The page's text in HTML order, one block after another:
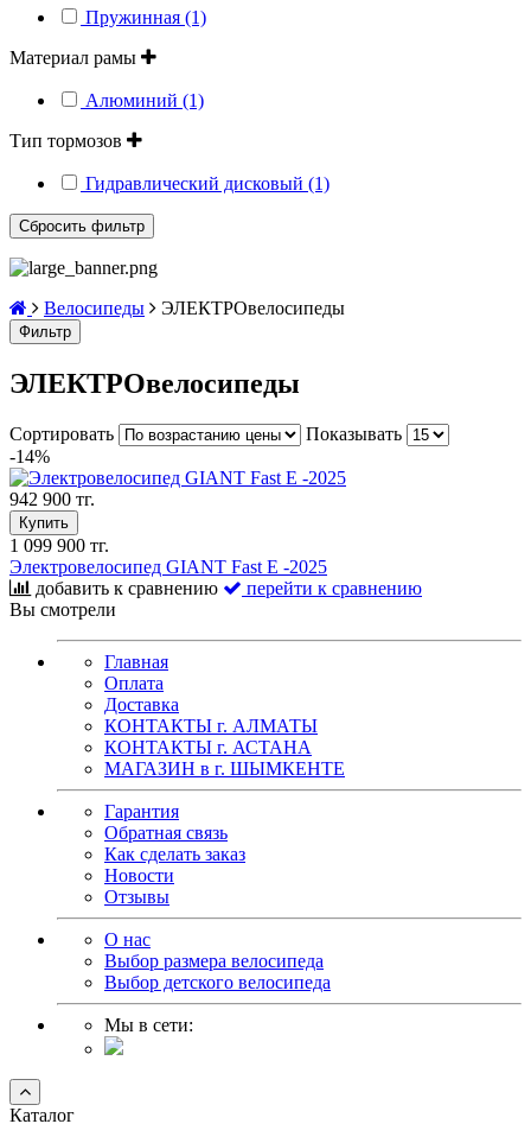
Пружинная (1)
Материал рамы
Алюминий (1)
Тип тормозов
Гидравлический дисковый (1)
Велосипеды ЭЛЕКТРОвелосипеды
Фильтр
ЭЛЕКТРОвелосипеды
Сортировать
Показывать
-14%
942 900 тг.
Купить
1 099 900 тг.
Электровелосипед GIANT Fast E -2025
добавить к сравнению
перейти к сравнению
Вы смотрели
Главная
Оплата
Доставка
КОНТАКТЫ г. АЛМАТЫ
КОНТАКТЫ г. АСТАНА
МАГАЗИН в г. ШЫМКЕНТЕ
Гарантия
Обратная связь
Как сделать заказ
Новости
Отзывы
О нас
Выбор размера велосипеда
Выбор детского велосипеда
Мы в сети:
Каталог